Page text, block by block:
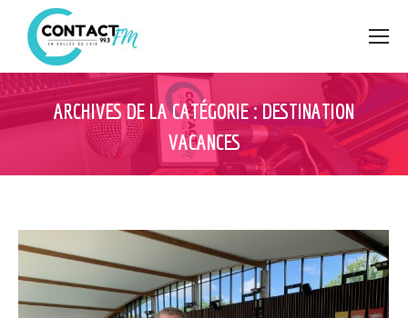
ARCHIVES DE LA CATÉGORIE :DESTINATION
VACANCES